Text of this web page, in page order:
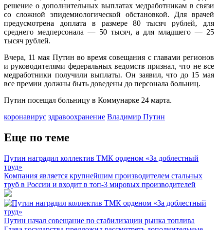
решение о дополнительных выплатах медработникам в связи
со сложной эпидемиологической обстановкой. Для врачей
предусмотрена доплата в размере 80 тысяч рублей, для
среднего медперсонала — 50 тысяч, а для младшего — 25
тысяч рублей.
Вчера, 11 мая Путин во время совещания с главами регионов
и руководителями федеральных ведомств признал, что не все
медработники получили выплаты. Он заявил, что до 15 мая
все премии должны быть доведены до персонала больниц.
Путин посещал больницу в Коммунарке 24 марта.
коронавирус здравоохранение Владимир Путин
Еще по теме
Путин наградил коллектив ТМК орденом «За доблестный
труд»
Компания является крупнейшим производителем стальных
труб в России и входит в топ-3 мировых производителей
Путин начал совещание по стабилизации рынка топлива